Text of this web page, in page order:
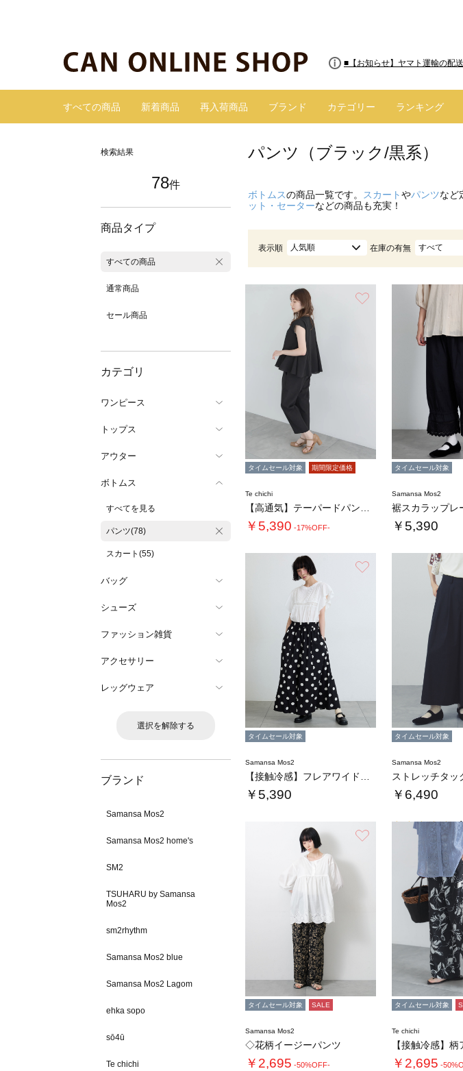
■8/13(木)AM2:00～サイトメン
■【お知らせ】ヤマト運輸の配
すべての商品 新着商品 再入荷商品 ブランド カテゴリー ランキング
検索結果
78件
商品タイプ
すべての商品
通常商品
セール商品
カテゴリ
ワンピース
トップス
アウター
ボトムス
すべてを見る
パンツ(78)
スカート(55)
バッグ
シューズ
ファッション雑貨
アクセサリー
レッグウェア
選択を解除する
ブランド
Samansa Mos2
Samansa Mos2 home's
SM2
TSUHARU by Samansa
Mos2
sm2rhythm
Samansa Mos2 blue
Samansa Mos2 Lagom
ehka sopo
sō4ū
Te chichi
パンツ（ブラック/黒系）
ボトムスの商品一覧です。 スカートやパンツなど
ット・セーターなどの商品も充実！
表示順 人気順 在庫の有無 すべて
タイムセール対象 期間限定価格
Te chichi
￥5,390 -17%OFF-
タイムセール対象
Samansa Mos2
￥5,390
タイムセール対象
Samansa Mos2
￥5,390
タイムセール対象
Samansa Mos2
￥6,490
タイムセール対象 SALE
Samansa Mos2
◇花柄イージーパンツ
￥2,695 -50%OFF-
タイムセール対象
Te chichi
￥2,695 -